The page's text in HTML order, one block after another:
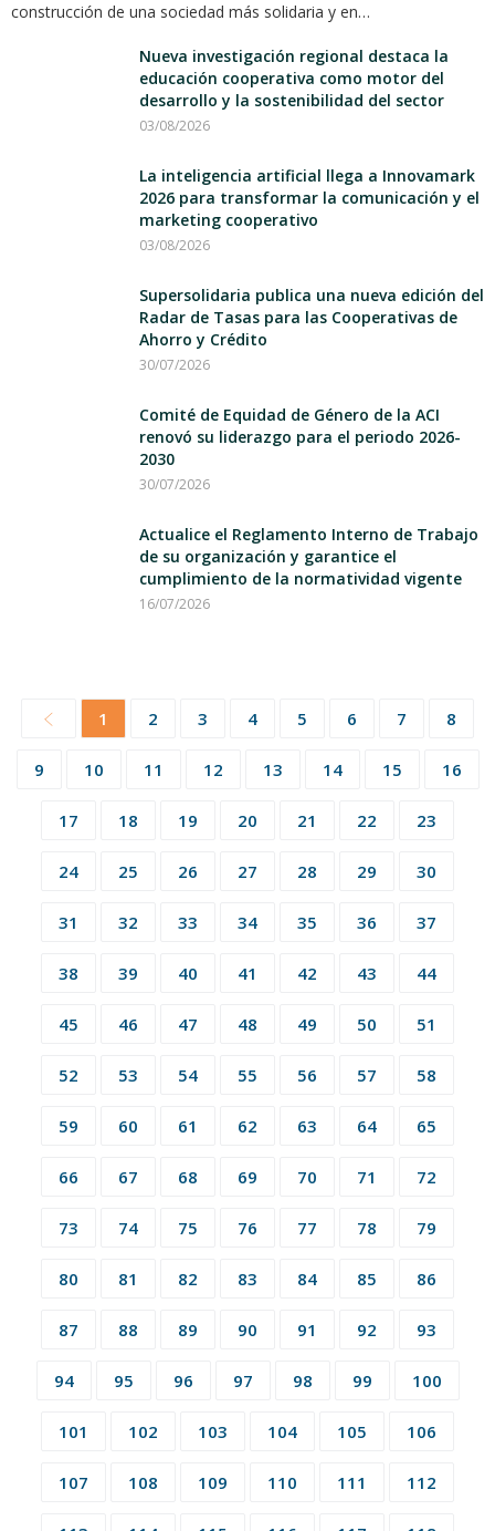
construcción de una sociedad más solidaria y en…
Nueva investigación regional destaca la
educación cooperativa como motor del
desarrollo y la sostenibilidad del sector
03/08/2026
La inteligencia artificial llega a Innovamark
2026 para transformar la comunicación y el
marketing cooperativo
03/08/2026
Supersolidaria publica una nueva edición del
Radar de Tasas para las Cooperativas de
Ahorro y Crédito
30/07/2026
Comité de Equidad de Género de la ACI
renovó su liderazgo para el periodo 2026-
2030
30/07/2026
Actualice el Reglamento Interno de Trabajo
de su organización y garantice el
cumplimiento de la normatividad vigente
16/07/2026
1 2 3 4 5 6 7 8
9 10 11 12 13 14 15 16
17 18 19 20 21 22 23
24 25 26 27 28 29 30
31 32 33 34 35 36 37
38 39 40 41 42 43 44
45 46 47 48 49 50 51
52 53 54 55 56 57 58
59 60 61 62 63 64 65
66 67 68 69 70 71 72
73 74 75 76 77 78 79
80 81 82 83 84 85 86
87 88 89 90 91 92 93
94 95 96 97 98 99 100
101 102 103 104 105 106
107 108 109 110 111 112